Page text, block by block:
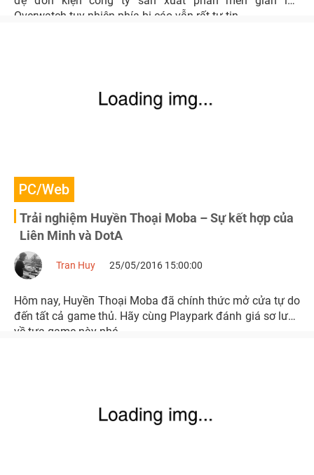
Overwatch tuy nhiên phía bị cáo vẫn rất tự tin.
PC/Web
Trải nghiệm Huyền Thoại Moba – Sự kết hợp của
Liên Minh và DotA
Tran Huy 25/05/2016 15:00:00
Hôm nay, Huyền Thoại Moba đã chính thức mở cửa tự do
đến tất cả game thủ. Hãy cùng Playpark đánh giá sơ lược
về tựa game này nhé.